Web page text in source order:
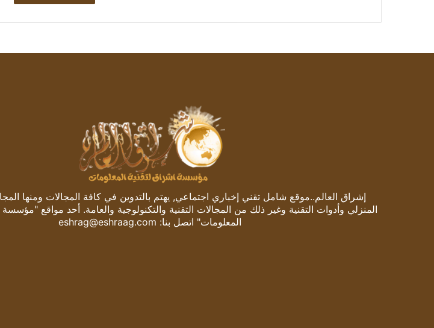
إشراق العالم..موقع شامل تقني إخباري اجتماعي, يهتم بالتدوين في كافة المجالات ومنها
المنزلي وأدوات التقنية وغير ذلك من المجالات التقنية والتكنولوجية والعامة. أحد مواقع "مؤسسة
المعلومات" اتصل بنا: eshrag@eshraag.com